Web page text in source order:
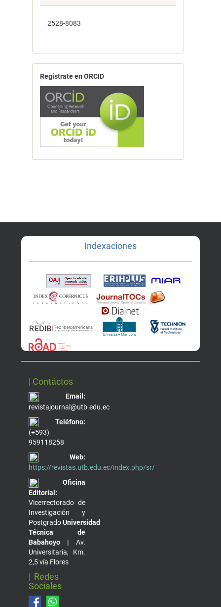
2528-8083
Registrate en ORCID
Indexaciones
| Contáctos
Email:
revistajournal@utb.edu.ec
Teléfono:
(+593)
959118258
Web:
https://revistas.utb.edu.ec/index.php/sr/
Oficina
Editorial:
Vicerrectorado de
Investigación y
PostgradoUniversidad
Técnica de
Babahoyo | Av.
Universitaria, Km.
2,5 vía Flores
| Redes
Sociales